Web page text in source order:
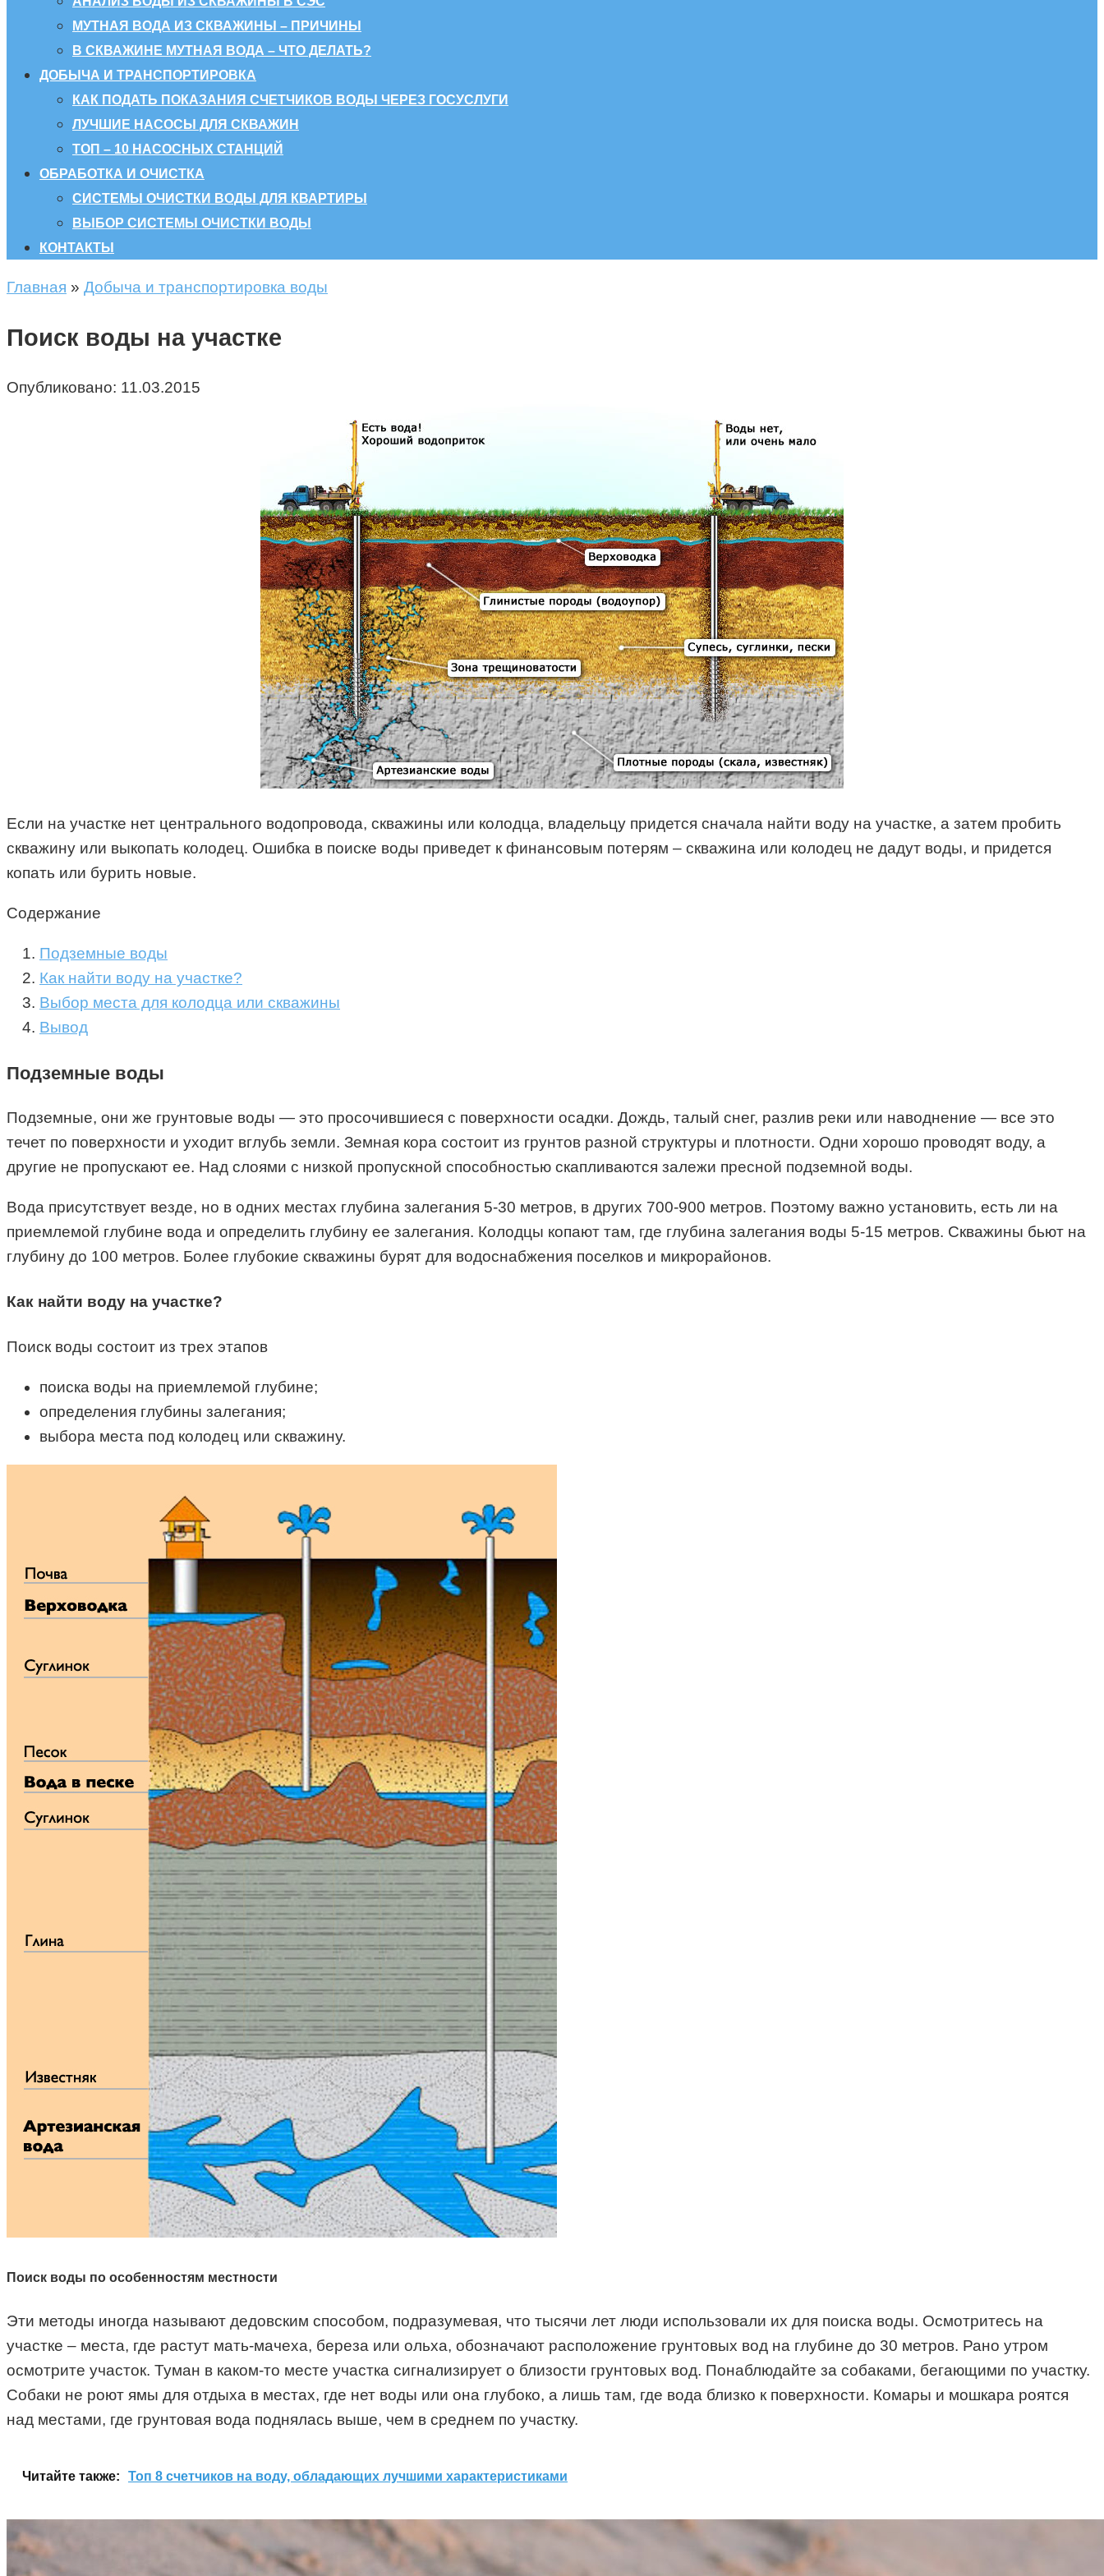
МУТНАЯ ВОДА ИЗ СКВАЖИНЫ – ПРИЧИНЫ
В СКВАЖИНЕ МУТНАЯ ВОДА – ЧТО ДЕЛАТЬ?
ДОБЫЧА И ТРАНСПОРТИРОВКА
КАК ПОДАТЬ ПОКАЗАНИЯ СЧЕТЧИКОВ ВОДЫ ЧЕРЕЗ ГОСУСЛУГИ
ЛУЧШИЕ НАСОСЫ ДЛЯ СКВАЖИН
ТОП – 10 НАСОСНЫХ СТАНЦИЙ
ОБРАБОТКА И ОЧИСТКА
СИСТЕМЫ ОЧИСТКИ ВОДЫ ДЛЯ КВАРТИРЫ
ВЫБОР СИСТЕМЫ ОЧИСТКИ ВОДЫ
КОНТАКТЫ
Главная » Добыча и транспортировка воды
Поиск воды на участке
Опубликовано: 11.03.2015
Если на участке нет центрального водопровода, скважины или колодца, владельцу придется сначала найти воду на участке, а затем пробить
скважину или выкопать колодец. Ошибка в поиске воды приведет к финансовым потерям – скважина или колодец не дадут воды, и придется
копать или бурить новые.
Содержание
Подземные воды
Как найти воду на участке?
Выбор места для колодца или скважины
Вывод
Подземные воды
Подземные, они же грунтовые воды — это просочившиеся с поверхности осадки. Дождь, талый снег, разлив реки или наводнение — все это
течет по поверхности и уходит вглубь земли. Земная кора состоит из грунтов разной структуры и плотности. Одни хорошо проводят воду, а
другие не пропускают ее. Над слоями с низкой пропускной способностью скапливаются залежи пресной подземной воды.
Вода присутствует везде, но в одних местах глубина залегания 5-30 метров, в других 700-900 метров. Поэтому важно установить, есть ли на
приемлемой глубине вода и определить глубину ее залегания. Колодцы копают там, где глубина залегания воды 5-15 метров. Скважины бьют на
глубину до 100 метров. Более глубокие скважины бурят для водоснабжения поселков и микрорайонов.
Как найти воду на участке?
Поиск воды состоит из трех этапов
поиска воды на приемлемой глубине;
определения глубины залегания;
выбора места под колодец или скважину.
Поиск воды по особенностям местности
Эти методы иногда называют дедовским способом, подразумевая, что тысячи лет люди использовали их для поиска воды. Осмотритесь на
участке – места, где растут мать-мачеха, береза или ольха, обозначают расположение грунтовых вод на глубине до 30 метров. Рано утром
осмотрите участок. Туман в каком-то месте участка сигнализирует о близости грунтовых вод. Понаблюдайте за собаками, бегающими по участку.
Собаки не роют ямы для отдыха в местах, где нет воды или она глубоко, а лишь там, где вода близко к поверхности. Комары и мошкара роятся
над местами, где грунтовая вода поднялась выше, чем в среднем по участку.
Читайте также: Топ 8 счетчиков на воду, обладающих лучшими характеристиками